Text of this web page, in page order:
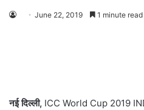
June 22, 2019 1 minute read
नई दिल्‍ली, ICC World Cup 2019